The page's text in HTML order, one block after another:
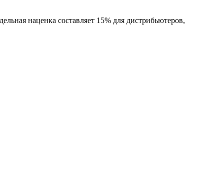
наценка составляет 15% для дистрибьютеров,